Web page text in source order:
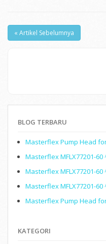
« Artikel Sebelumnya
BLOG TERBARU
Masterflex Pump Head
Masterflex MFLX77201-60
Masterflex MFLX77201-
Masterflex MFLX77201-
Masterflex Pump Head
KATEGORI